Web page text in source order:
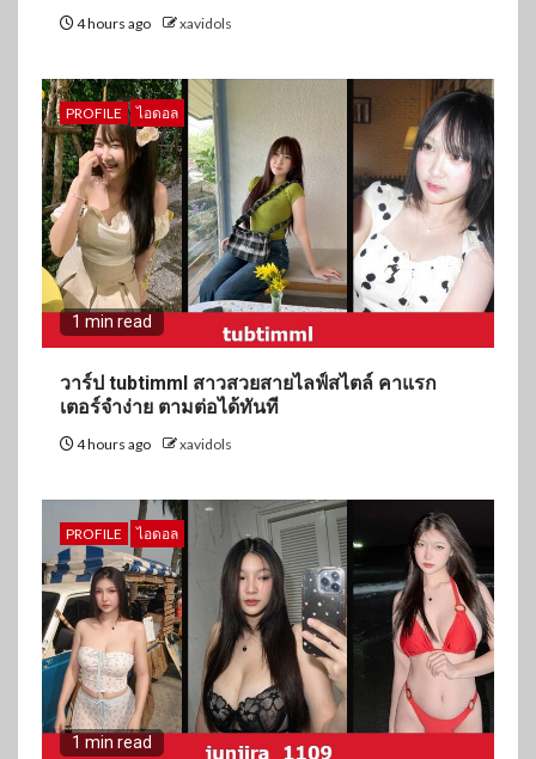
4 hours ago xavidols
PROFILE ไอดอล
1 min read
วาร์ป tubtimml สาวสวยสายไลฟ์สไตล์ คาแรก
เตอร์จำง่าย ตามต่อได้ทันที
4 hours ago xavidols
PROFILE ไอดอล
1 min read